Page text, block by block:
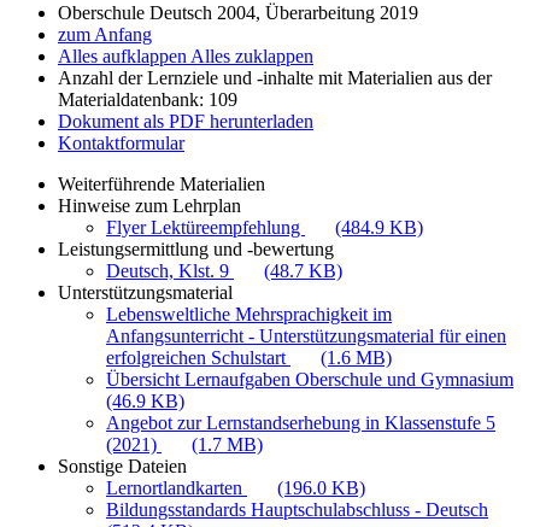
Oberschule Deutsch 2004, Überarbeitung 2019
zum Anfang
Alles aufklappen Alles zuklappen
Anzahl der Lernziele und -inhalte mit Materialien aus der
Materialdatenbank: 109
Dokument als PDF herunterladen
Kontaktformular
Weiterführende Materialien
Hinweise zum Lehrplan
Flyer Lektüreempfehlung
(484.9 KB)
Leistungsermittlung und -bewertung
Deutsch, Klst. 9
(48.7 KB)
Unterstützungsmaterial
Lebensweltliche Mehrsprachigkeit im
Anfangsunterricht - Unterstützungsmaterial für einen
erfolgreichen Schulstart
(1.6 MB)
Übersicht Lernaufgaben Oberschule und Gymnasium
(46.9 KB)
Angebot zur Lernstandserhebung in Klassenstufe 5
(2021)
(1.7 MB)
Sonstige Dateien
Lernortlandkarten
(196.0 KB)
Bildungsstandards Hauptschulabschluss - Deutsch